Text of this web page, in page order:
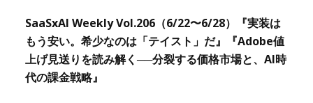
SaaSxAI Weekly Vol.206（6/22〜6/28）『実装は
もう安い。希少なのは「テイスト」だ』『Adobe値
上げ見送りを読み解く──分裂する価格市場と、AI時
代の課金戦略』